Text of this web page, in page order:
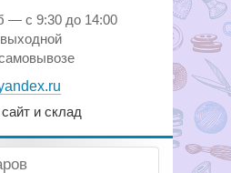
— с 9:30 до 14:00
и склад